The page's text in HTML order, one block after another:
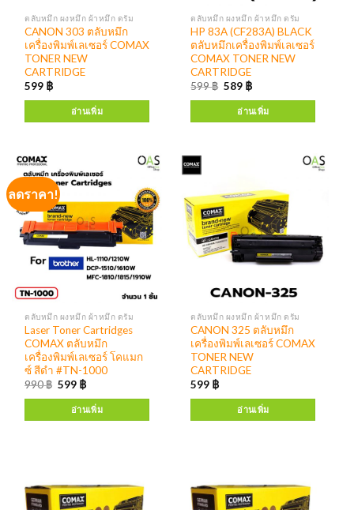
ตลับหมึก ผงหมึก ผ้าหมึก ดรัม
CANON 303 ตลับหมึก
เครื่องพิมพ์เลเซอร์ COMAX
TONER NEW
CARTRIDGE
599 ฿
อ่านเพิ่ม
ตลับหมึก ผงหมึก ผ้าหมึก ดรัม
CANON 325 ตลับหมึก
เครื่องพิมพ์เลเซอร์ COMAX
TONER NEW
CARTRIDGE
599 ฿
อ่านเพิ่ม
ตลับหมึก ผงหมึก ผ้าหมึก ดรัม
HP 83A (CF283A) BLACK
ตลับหมึกเครื่องพิมพ์เลเซอร์
COMAX TONER NEW
CARTRIDGE
599฿ 589 ฿
อ่านเพิ่ม
ลดราคา!
ตลับหมึก ผงหมึก ผ้าหมึก ดรัม
Laser Toner Cartridges
COMAX ตลับหมึก
เครื่องพิมพ์เลเซอร์ โคแมก
ซ์ สีดำ #TN-1000
990฿ 599 ฿
อ่านเพิ่ม